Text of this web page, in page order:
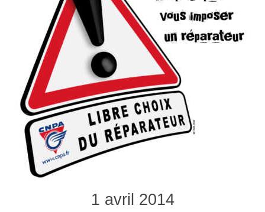
service après-vente
mécanique
carrosserie
autres
Par archive
décembre 2024
mars 2024
1 avril 2014